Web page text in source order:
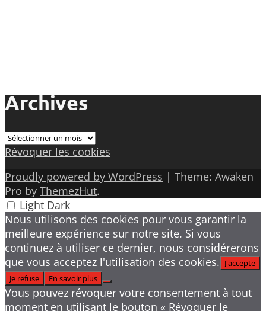
Archives
Archives
Révoquer les cookies
Proudly powered by WordPress | Theme: Awaken
Pro by ThemezHut.
Light Dark
Nous utilisons des cookies pour vous garantir la
meilleure expérience sur notre site. Si vous
continuez à utiliser ce dernier, nous considérerons
que vous acceptez l'utilisation des cookies. J'accepte
Je refuse
En savoir plus
Vous pouvez révoquer votre consentement à tout
moment en utilisant le bouton « Révoquer le